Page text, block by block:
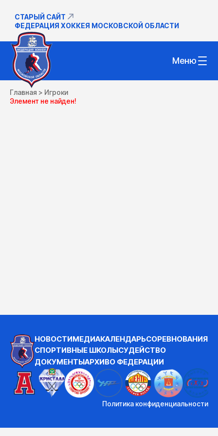
СТАРЫЙ САЙТ
ФЕДЕРАЦИЯ ХОККЕЯ МОСКОВСКОЙ ОБЛАСТИ
Меню
Главная > Игроки
Элемент не найден!
НОВОСТИМЕДИАКАЛЕНДАРЬСОРЕВНОВАНИЯ
СПОРТИВНЫЕ ШКОЛЫСУДЕЙСТВО
ДОКУМЕНТЫАРХИВО ФЕДЕРАЦИИ
Политика конфиденциальности